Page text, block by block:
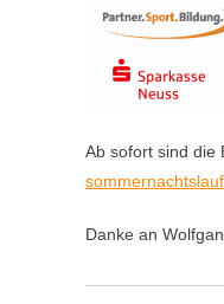
Ab sofort sind die
Danke an